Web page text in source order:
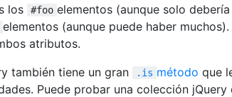
los
#foo elementos (aunque solo
elementos (aunque puede haber
atributos.
también tiene un gran
.is método que
Puede probar una colección